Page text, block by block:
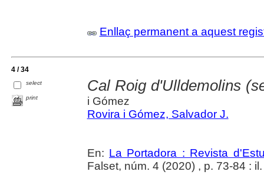
Enllaç permanent a aquest
4 / 34
select
print
Cal Roig d'Ulldemolins
i Gómez
Rovira i Gómez, Salvador J.
En: La Portadora : Revista
Falset, núm. 4 (2020) , p. 73-84 : il.